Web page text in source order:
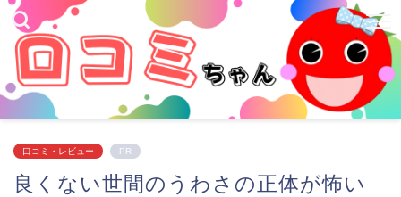
口コミ・レビュー PR
良くない世間のうわさの正体が怖い